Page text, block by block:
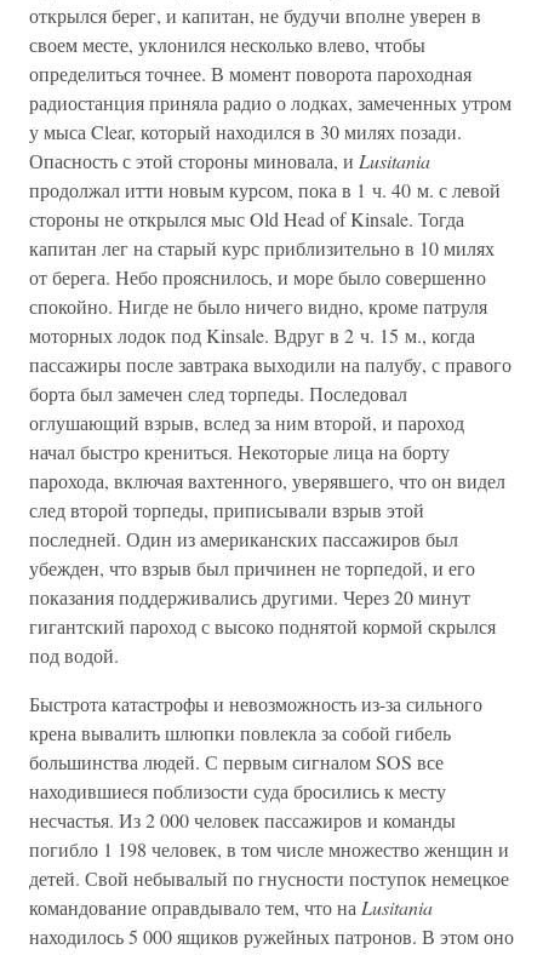
открылся берег, и капитан, не будучи вполне уверен в
своем месте, уклонился несколько влево, чтобы
определиться точнее. В момент поворота пароходная
радиостанция приняла радио о лодках, замеченных утром
у мыса Clear, который находился в 30 милях позади.
Опасность с этой стороны миновала, и Lusitania
продолжал итти новым курсом, пока в 1 ч. 40 м. с левой
стороны не открылся мыс Old Head of Kinsale. Тогда
капитан лег на старый курс приблизительно в 10 милях
от берега. Небо прояснилось, и море было совершенно
спокойно. Нигде не было ничего видно, кроме патруля
моторных лодок под Kinsale. Вдруг в 2 ч. 15 м., когда
пассажиры после завтрака выходили на палубу, с правого
борта был замечен след торпеды. Последовал
оглушающий взрыв, вслед за ним второй, и пароход
начал быстро крениться. Некоторые лица на борту
парохода, включая вахтенного, уверявшего, что он видел
след второй торпеды, приписывали взрыв этой
последней. Один из американских пассажиров был
убежден, что взрыв был причинен не торпедой, и его
показания поддерживались другими. Через 20 минут
гигантский пароход с высоко поднятой кормой скрылся
под водой.
Быстрота катастрофы и невозможность из-за сильного
крена вывалить шлюпки повлекла за собой гибель
большинства людей. С первым сигналом SOS все
находившиеся поблизости суда бросились к месту
несчастья. Из 2 000 человек пассажиров и команды
погибло 1 198 человек, в том числе множество женщин и
детей. Свой небывалый по гнусности поступок немецкое
командование оправдывало тем, что на Lusitania
находилось 5 000 ящиков ружейных патронов. В этом оно